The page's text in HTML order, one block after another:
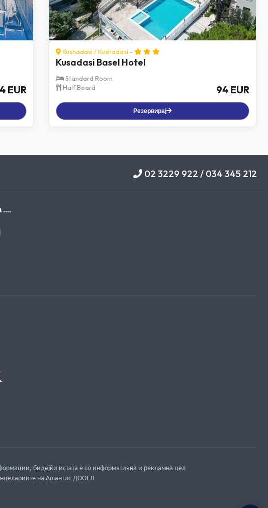
EUR
Kushadasi /Kushadasi -
Kusadasi Basel Hotel
Standard Room
Half Board
94 EUR
Резервирај
02 3229 922 / 034 345 212
....
бидејќи истата е со информативна и рекламна цел
на Атлантис ДООЕЛ